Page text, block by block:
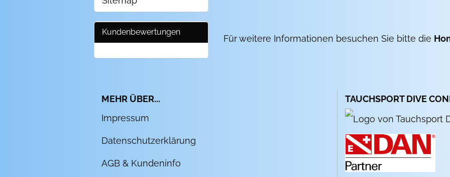
Für weitere Informationen besuchen Sie bitte die
Kundenbewertungen
MEHR ÜBER...
Impressum
Datenschutzerklärung
AGB & Kundeninfo
TAUCHSPORT DIVE